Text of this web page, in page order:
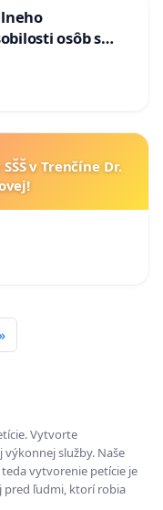
osôb s
do
v Trenčíne Dr.
Vytvorte
služby. Naše
vytvorenie petície je
pred ľudmi, ktorí robia